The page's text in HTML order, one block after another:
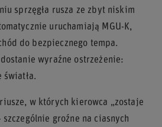
sprzęgła rusza ze zbyt niskim
uruchamiają MGU-K,
do bezpiecznego tempa.
wyraźne ostrzeżenie:
światła.
w których kierowca „zostaje
groźne na ciasnych